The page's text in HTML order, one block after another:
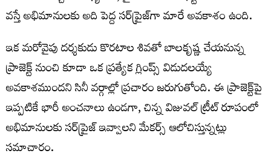
వస్తే అభిమానులకు అది పెద్ద సర్‌ప్రైజ్‌గా మారే అవకాశం ఉంది.
ఇక మరోవైపు దర్శకుడు కొర‌టాల శివ‌తో బాలకృష్ణ చేయనున్న
ప్రాజెక్ట్ నుంచి కూడా ఒక ప్రత్యేక గ్లింప్స్ విడుదలయ్యే
అవకాశముందని సినీ వర్గాల్లో ప్రచారం జరుగుతోంది. ఈ ప్రాజెక్ట్‌పై
ఇప్పటికే భారీ అంచనాలు ఉండగా, చిన్న విజువల్ ట్రీట్ రూపంలో
అభిమానులకు సర్‌ప్రైజ్ ఇవ్వాలని మేకర్స్ ఆలోచిస్తున్నట్లు
సమాచారం.